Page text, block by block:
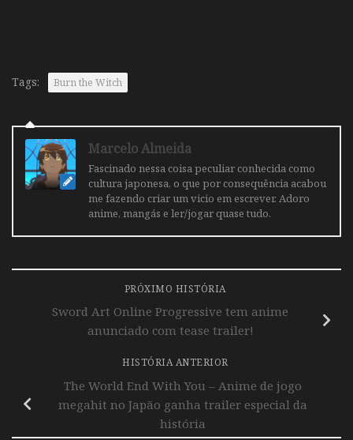
Tags: Burn the Witch
Marcelo Almeida
Fascinado nessa coisa peculiar conhecida como
cultura japonesa, o que por consequência acabou
me fazendo criar um vicio em escrever. Adoro
anime, mangás e ler/jogar quase tudo.
PRÓXIMO HISTÓRIA
Sword Art Online Progressive tem anime
anunciado com tease trailer!
HISTÓRIA ANTERIOR
The World End With You – Anime de jogo
megahit no Japão ganha trailer especial da
história